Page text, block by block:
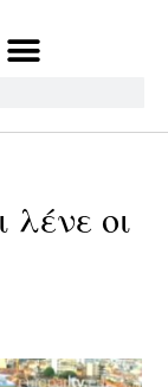
λένε οι